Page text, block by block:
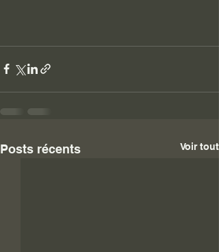
Posts récents Voir tout